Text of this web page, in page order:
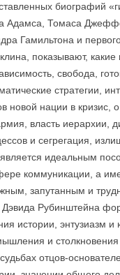
биографий
Адамса, Томаса
Гамильтона и
показывают,
свобода,
стратегии,
новой нации в кризис,
власть иерархии,
и сегрегация,
идеальным
коммуникации, а
запутанным и
Рубинштейна
истории, энтузиазм
и
отцов-